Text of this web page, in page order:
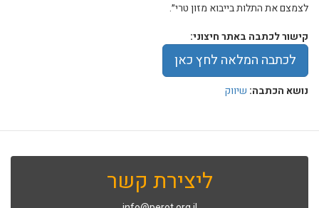
לצמצם את התלות בייבוא מזון טרי״.
קישור לכתבה באתר חיצוני:
לכתבה המלאה לחץ כאן
נושא הכתבה: שיווק
ליצירת קשר